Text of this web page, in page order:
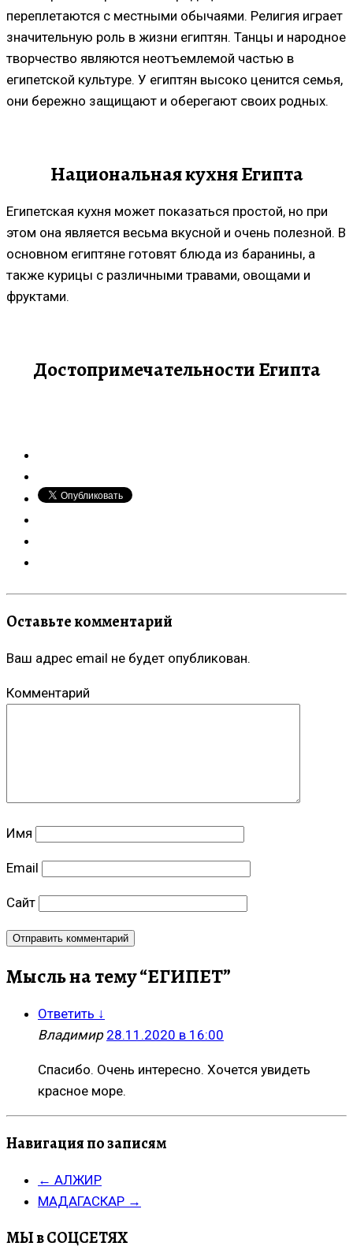
переплетаются с местными обычаями. Религия играет
значительную роль в жизни египтян. Танцы и народное
творчество являются неотъемлемой частью в
египетской культуре. У египтян высоко ценится семья,
они бережно защищают и оберегают своих родных.
Национальная кухня Египта
Египетская кухня может показаться простой, но при
этом она является весьма вкусной и очень полезной. В
основном египтяне готовят блюда из баранины, а
также курицы с различными травами, овощами и
фруктами.
Достопримечательности Египта
Оставьте комментарий
Ваш адрес email не будет опубликован.
Комментарий
Имя
Email
Сайт
Мысль на тему “ЕГИПЕТ”
Ответить ↓
Владимир 28.11.2020 в 16:00
Спасибо. Очень интересно. Хочется увидеть
красное море.
Навигация по записям
← АЛЖИР
МАДАГАСКАР →
МЫ в СОЦСЕТЯХ